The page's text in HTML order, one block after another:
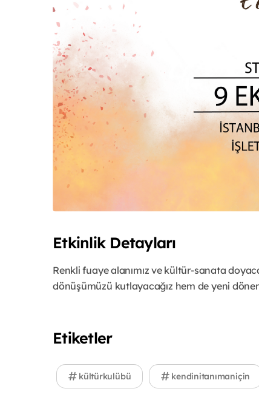
Etkinlik Detayları
Renkli fuaye alanımız ve kültür-sanata
dönüşümüzü kutlayacağız hem de yeni
Etiketler
kültürkulübü kendinitanımaniçin